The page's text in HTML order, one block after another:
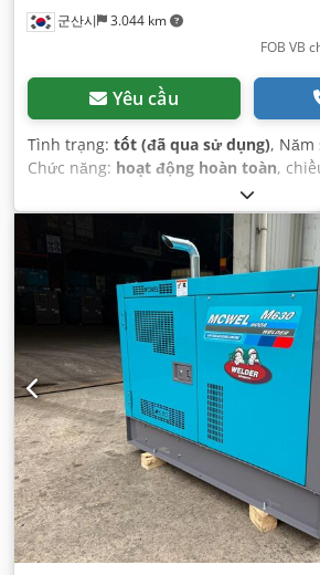
군산시 3.044 km
FOB VB
Yêu cầu
Tình trạng: tốt (đã qua sử dụng), Năm
Chức năng: hoạt động hoàn toàn,
, công suất hàn (tối đa):
dây (tối đa):25 mm, loại dòng điện